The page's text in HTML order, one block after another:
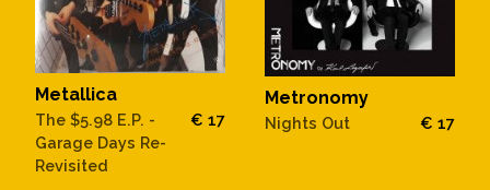
Metallica
The $5.98 E.P. -
Garage Days Re-
Revisited
€ 17
Metronomy
Nights Out € 17